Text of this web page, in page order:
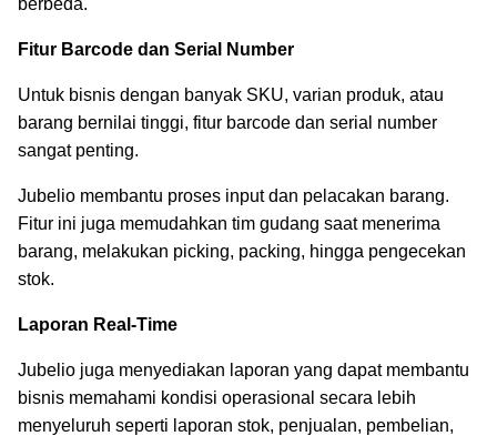
berbeda.
Fitur Barcode dan Serial Number
Untuk bisnis dengan banyak SKU, varian produk, atau
barang bernilai tinggi, fitur barcode dan serial number
sangat penting.
Jubelio membantu proses input dan pelacakan barang.
Fitur ini juga memudahkan tim gudang saat menerima
barang, melakukan picking, packing, hingga pengecekan
stok.
Laporan Real-Time
Jubelio juga menyediakan laporan yang dapat membantu
bisnis memahami kondisi operasional secara lebih
menyeluruh seperti laporan stok, penjualan, pembelian,